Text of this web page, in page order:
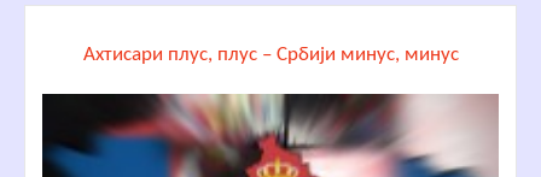
Ахтисари плус, плус – Србији минус, минус